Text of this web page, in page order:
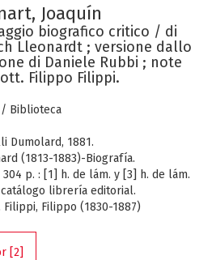
Joaquín
biografico critico / di
Lleonardt ; versione dallo
di Daniele Rubbi ; note
Filippo Filippi.
Biblioteca
Dumolard, 1881.
(1813-1883)-Biografía.
304 p. : [1] h. de lám. y [3] h. de lám.
librería editorial.
Filippi, Filippo (1830-1887)
[2]